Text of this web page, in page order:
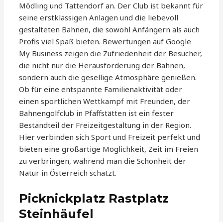
Mödling und Tattendorf an. Der Club ist bekannt für
seine erstklassigen Anlagen und die liebevoll
gestalteten Bahnen, die sowohl Anfängern als auch
Profis viel Spaß bieten. Bewertungen auf Google
My Business zeigen die Zufriedenheit der Besucher,
die nicht nur die Herausforderung der Bahnen,
sondern auch die gesellige Atmosphäre genießen.
Ob für eine entspannte Familienaktivität oder
einen sportlichen Wettkampf mit Freunden, der
Bahnengolfclub in Pfaffstätten ist ein fester
Bestandteil der Freizeitgestaltung in der Region.
Hier verbinden sich Sport und Freizeit perfekt und
bieten eine großartige Möglichkeit, Zeit im Freien
zu verbringen, während man die Schönheit der
Natur in Österreich schätzt.
Picknickplatz Rastplatz
Steinhäufel